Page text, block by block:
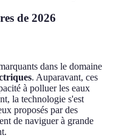
de 2026
dans le domaine
. Auparavant, ces
à polluer les eaux
la technologie s'est
proposés par des
de naviguer à grande